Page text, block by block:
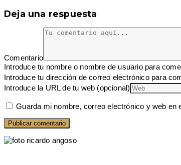
Deja una respuesta
Comentario
Introduce tu nombre o nombre de usuario para
Introduce tu dirección de correo electrónico para
Introduce la URL de tu web (opcional)
Guarda mi nombre, correo electrónico y web